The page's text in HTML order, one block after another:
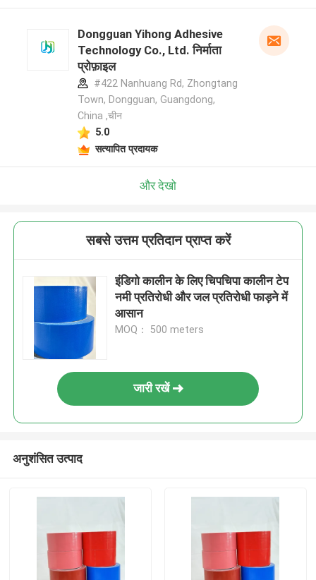
Dongguan Yihong Adhesive
Technology Co., Ltd. निर्माता
प्रोफ़ाइल
#422 Nanhuang Rd, Zhongtang
Town, Dongguan, Guangdong,
China ,चीन
5.0
सत्यापित प्रदायक
और देखो
सबसे उत्तम प्रतिदान प्राप्त करें
इंडिगो कालीन के लिए चिपचिपा कालीन टेप
नमी प्रतिरोधी और जल प्रतिरोधी फाड़ने में
आसान
MOQ： 500 meters
जारी रखें
अनुशंसित उत्पाद